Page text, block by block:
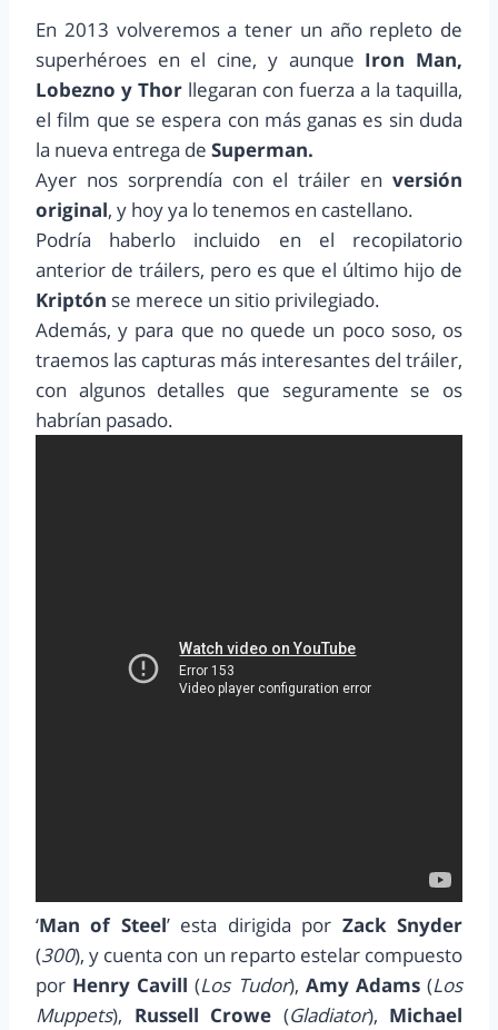
En 2013 volveremos a tener un año repleto de
superhéroes en el cine, y aunque Iron Man,
Lobezno y Thor llegaran con fuerza a la taquilla,
el film que se espera con más ganas es sin duda
la nueva entrega de Superman.
Ayer nos sorprendía con el tráiler en versión
original, y hoy ya lo tenemos en castellano.
Podría haberlo incluido en el recopilatorio
anterior de tráilers, pero es que el último hijo de
Kriptón se merece un sitio privilegiado.
Además, y para que no quede un poco soso, os
traemos las capturas más interesantes del tráiler,
con algunos detalles que seguramente se os
habrían pasado.
‘Man of Steel’ esta dirigida por Zack Snyder
(300), y cuenta con un reparto estelar compuesto
por Henry Cavill (Los Tudor), Amy Adams(Los
Muppets), Russell Crowe (Gladiator), Michael